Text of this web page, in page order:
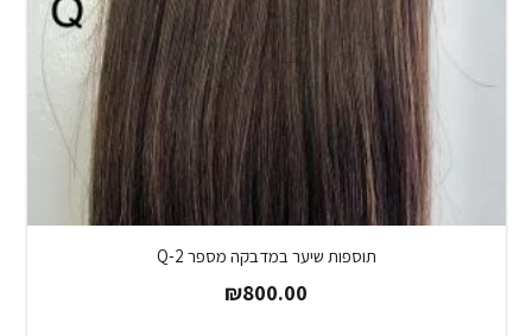
תוספות שיער במדבקה מספר Q-2
₪800.00